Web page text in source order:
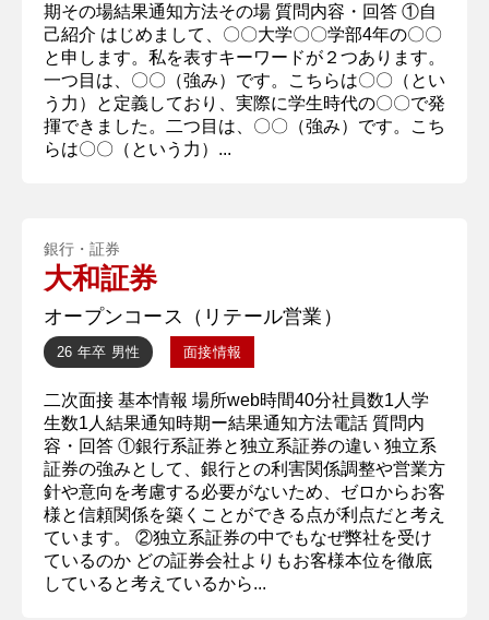
期その場結果通知方法その場 質問内容・回答 ①自
己紹介 はじめまして、〇〇大学〇〇学部4年の〇〇
と申します。私を表すキーワードが２つあります。
一つ目は、〇〇（強み）です。こちらは〇〇（とい
う力）と定義しており、実際に学生時代の〇〇で発
揮できました。二つ目は、〇〇（強み）です。こち
らは〇〇（という力）...
銀行・証券
大和証券
オープンコース（リテール営業）
26 年卒 男性 面接情報
二次面接 基本情報 場所web時間40分社員数1人学
生数1人結果通知時期ー結果通知方法電話 質問内
容・回答 ①銀行系証券と独立系証券の違い 独立系
証券の強みとして、銀行との利害関係調整や営業方
針や意向を考慮する必要がないため、ゼロからお客
様と信頼関係を築くことができる点が利点だと考え
ています。 ②独立系証券の中でもなぜ弊社を受け
ているのか どの証券会社よりもお客様本位を徹底
していると考えているから...